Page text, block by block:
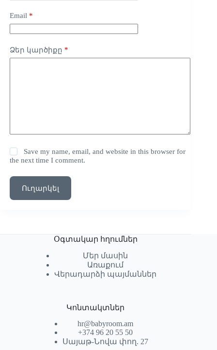
Email *
Ձեր կարծիքը *
Save my name, email, and website in this browser for
the next time I comment.
Ուղարկել
Օգտակար հղումներ
Մեր մասին
Առաքում
Վերադարձի պայմաններ
Կոնտակտներ
hr@babyroom.am
+374 96 20 55 50
Սայաթ-Նովա փող. 27